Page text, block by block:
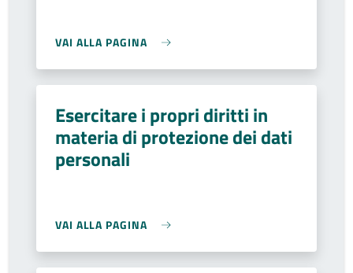
VAI ALLA PAGINA
Esercitare i propri diritti in
materia di protezione dei dati
personali
VAI ALLA PAGINA